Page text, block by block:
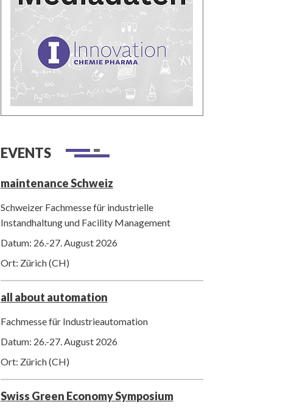
EVENTS
maintenance Schweiz
Schweizer Fachmesse für industrielle
Instandhaltung und Facility Management
Datum: 26.-27. August 2026
Ort: Zürich (CH)
all about automation
Fachmesse für Industrieautomation
Datum: 26.-27. August 2026
Ort: Zürich (CH)
Swiss Green Economy Symposium